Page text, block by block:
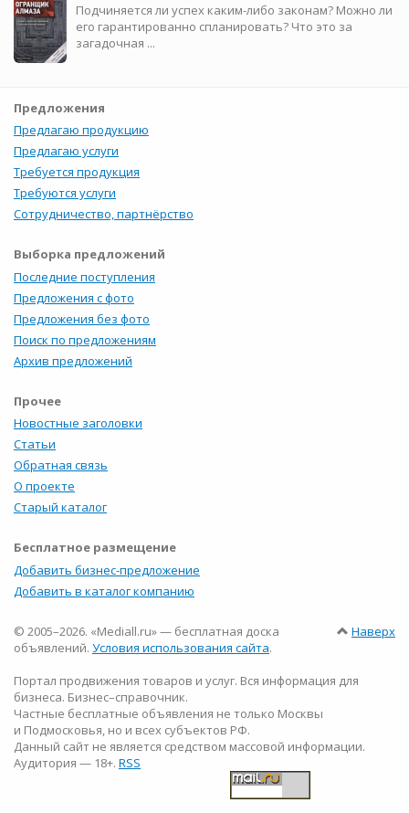
Подчиняется ли успех каким-либо законам? Можно ли
его гарантированно спланировать? Что это за
загадочная ...
Предложения
Предлагаю продукцию
Предлагаю услуги
Требуется продукция
Требуются услуги
Сотрудничество, партнёрство
Выборка предложений
Последние поступления
Предложения с фото
Предложения без фото
Поиск по предложениям
Архив предложений
Прочее
Новостные заголовки
Статьи
Обратная связь
О проекте
Старый каталог
Бесплатное размещение
Добавить бизнес-предложение
Добавить в каталог компанию
Наверх
© 2005–2026. «Mediall.ru» — бесплатная доска
объявлений. Условия использования сайта.
Портал продвижения товаров и услуг. Вся информация для
бизнеса. Бизнес–справочник.
Частные бесплатные объявления не только Москвы
и Подмосковья, но и всех субъектов РФ.
Данный сайт не является средством массовой информации.
Аудитория — 18+. RSS